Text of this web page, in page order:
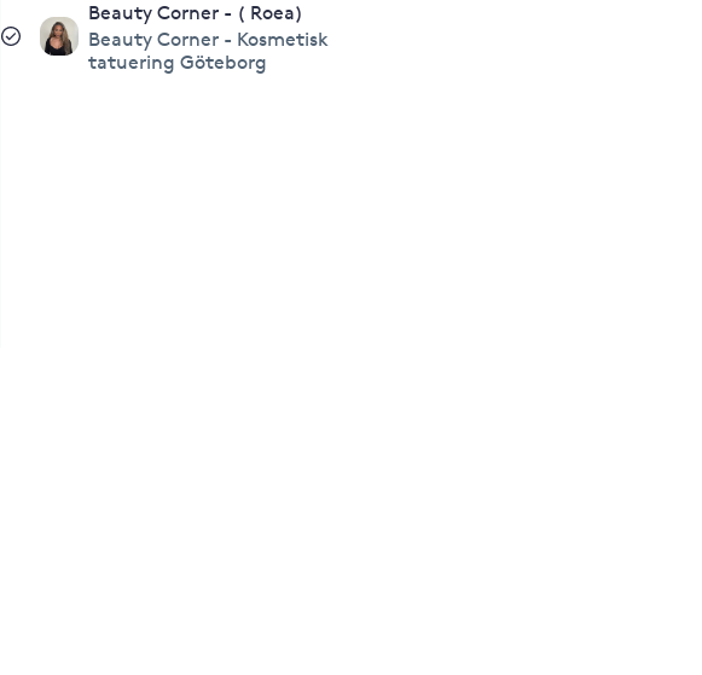
Beauty Corner - ( Roea)
Beauty Corner - Kosmetisk
tatuering Göteborg